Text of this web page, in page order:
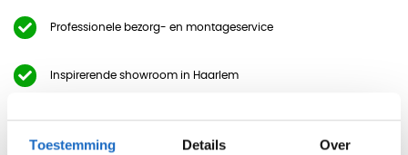
Toestemming Details Over
Professionele bezorg- en montageservice
Inspirerende showroom in Haarlem
Beschrijving